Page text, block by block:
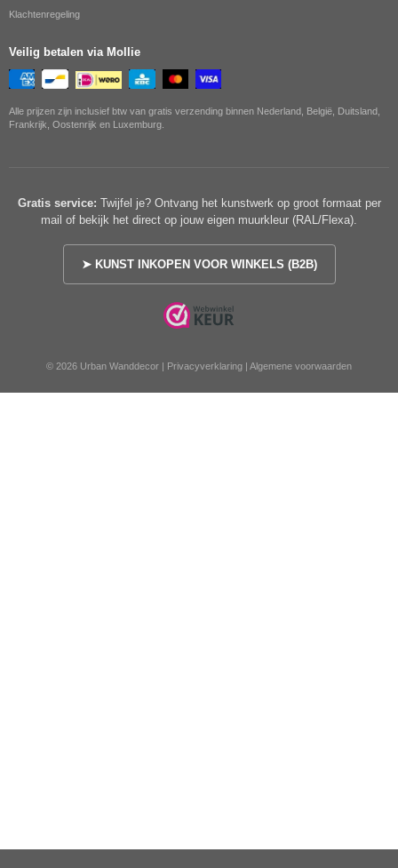
Klachtenregeling
Veilig betalen via Mollie
Alle prijzen zijn inclusief btw van gratis verzending binnen Nederland, België, Duitsland,
Frankrijk, Oostenrijk en Luxemburg.
Gratis service: Twijfel je? Ontvang het kunstwerk op groot formaat per
mail of bekijk het direct op jouw eigen muurkleur (RAL/Flexa).
➤ KUNST INKOPEN VOOR WINKELS (B2B)
© 2026 Urban Wanddecor | Privacyverklaring | Algemene voorwaarden